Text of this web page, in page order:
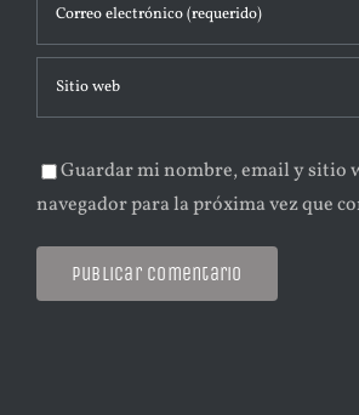
Guardar mi nombre, email y sitio
navegador para la próxima vez que